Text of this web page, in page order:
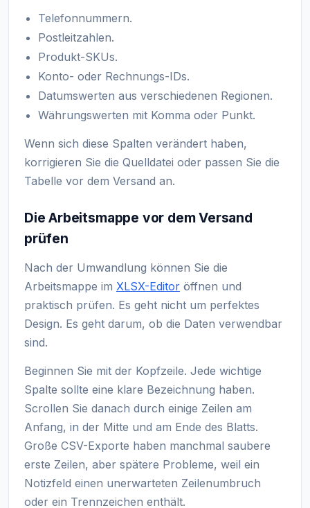
Telefonnummern.
Postleitzahlen.
Produkt-SKUs.
Konto- oder Rechnungs-IDs.
Datumswerten aus verschiedenen Regionen.
Währungswerten mit Komma oder Punkt.
Wenn sich diese Spalten verändert haben,
korrigieren Sie die Quelldatei oder passen Sie die
Tabelle vor dem Versand an.
Die Arbeitsmappe vor dem Versand
prüfen
Nach der Umwandlung können Sie die
Arbeitsmappe im XLSX-Editor öffnen und
praktisch prüfen. Es geht nicht um perfektes
Design. Es geht darum, ob die Daten verwendbar
sind.
Beginnen Sie mit der Kopfzeile. Jede wichtige
Spalte sollte eine klare Bezeichnung haben.
Scrollen Sie danach durch einige Zeilen am
Anfang, in der Mitte und am Ende des Blatts.
Große CSV-Exporte haben manchmal saubere
erste Zeilen, aber spätere Probleme, weil ein
Notizfeld einen unerwarteten Zeilenumbruch
oder ein Trennzeichen enthält.